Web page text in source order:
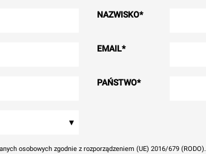
NAZWISKO*
EMAIL*
PAŃSTWO*
▾
osobowych zgodnie z rozporządzeniem (UE) 2016/679 (RODO).